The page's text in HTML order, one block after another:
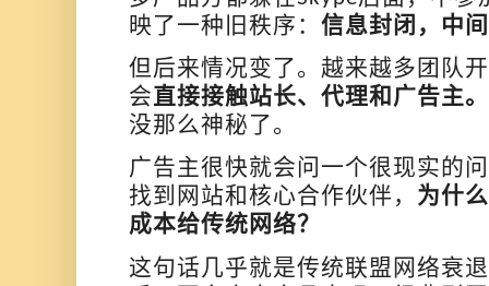
映了一种旧秩序： 信息封闭，中
但后来情况变了。越来越多团队
会直接接触站长、代理和广告主。
没那么神秘了。
广告主很快就会问一个很现实的
找到网站和核心合作伙伴， 为什
成本给传统网络？
这句话几乎就是传统联盟网络衰